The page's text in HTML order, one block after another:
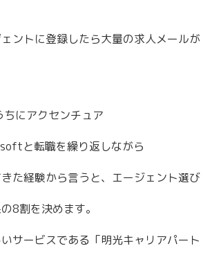
ェントに登録したら大量の求人メールが
にアクセンチュア
と転職を繰り返しながら
た経験から言うと、エージェント選び
8割を決めます。
サービスである「明光キャリアパート